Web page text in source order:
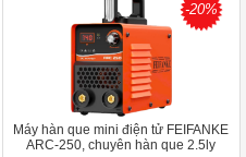
-20%
Máy hàn que mini điện tử FEIFANKE
ARC-250, chuyên hàn que 2.5ly